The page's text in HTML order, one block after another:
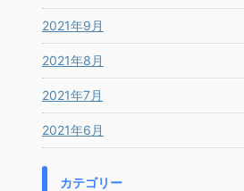
2021年9月
2021年8月
2021年7月
2021年6月
カテゴリー